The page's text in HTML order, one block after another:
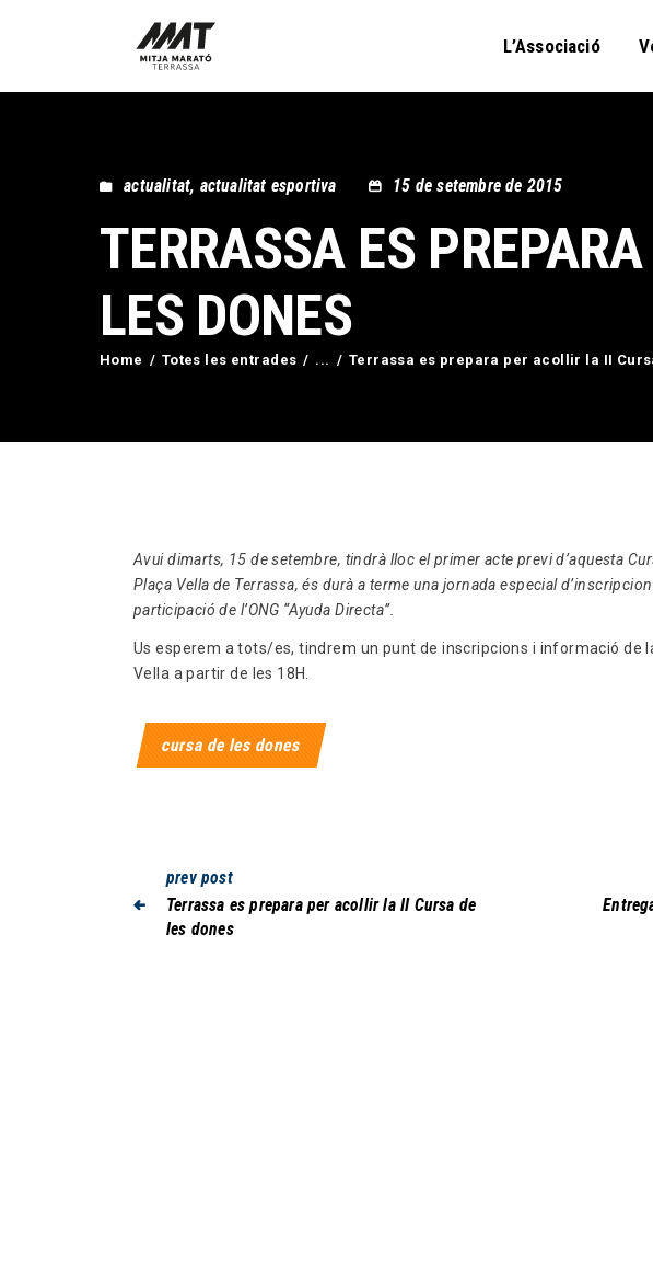
L’Associació
actualitat, actualitat esportiva 15 de setembre de 2015
TERRASSA ES
LES DONES
Home Totes les entrades ... Terrassa es prepara per acollir la II
Blog
Avui dimarts, 15 de setembre, tindrà lloc el primer acte previ d’aquesta
Plaça Vella de Terrassa, és durà a terme una jornada especial
participació de l’ONG “Ayuda Directa”.
Us esperem a tots/es, tindrem un punt de inscripcions i informació de
Vella a partir de les 18H.
cursa de les dones
prev post
Terrassa es prepara per acollir la II Cursa de
les dones